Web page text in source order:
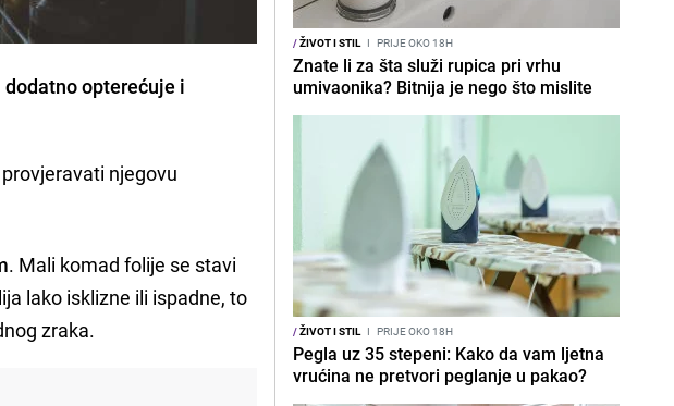
opterećuje i
njegovu
. Mali komad folije se stavi
lako isklizne ili ispadne, to
zraka.
/ŽIVOT I STIL I PRIJE OKO 18H
Znate li za šta služi rupica pri vrhu
umivaonika? Bitnija je nego što mislite
/ŽIVOT I STIL I PRIJE OKO 18H
Pegla uz 35 stepeni: Kako da vam ljetna
vrućina ne pretvori peglanje u pakao?